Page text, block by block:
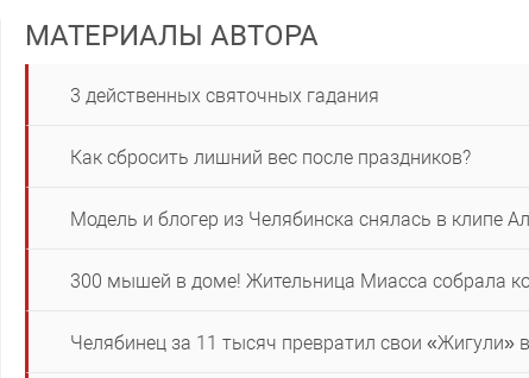
МАТЕРИАЛЫ АВТОРА
3 действенных святочных гадания
Как сбросить лишний вес после праздников?
Модель и блогер из Челябинска снялась в клипе
300 мышей в доме! Жительница Миасса собрала
Челябинец за 11 тысяч превратил свои «Жигули»